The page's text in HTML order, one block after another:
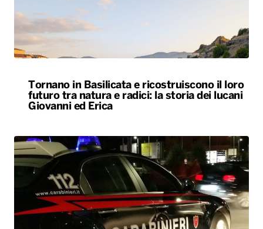
Tornano in Basilicata e ricostruiscono il loro
futuro tra natura e radici: la storia dei lucani
Giovanni ed Erica